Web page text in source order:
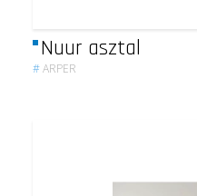
Nuur asztal
#ARPER